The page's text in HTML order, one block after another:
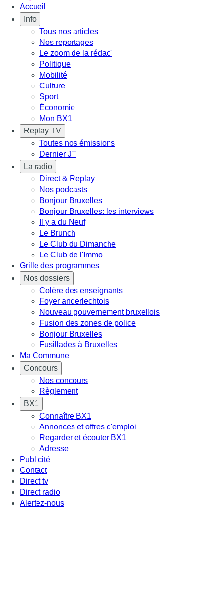
Accueil
Info
Tous nos articles
Nos reportages
Le zoom de la rédac'
Politique
Mobilité
Culture
Sport
Économie
Mon BX1
Replay TV
Toutes nos émissions
Dernier JT
La radio
Direct & Replay
Nos podcasts
Bonjour Bruxelles
Bonjour Bruxelles: les interviews
Il y a du Neuf
Le Brunch
Le Club du Dimanche
Le Club de l'Immo
Grille des programmes
Nos dossiers
Colère des enseignants
Foyer anderlechtois
Nouveau gouvernement bruxellois
Fusion des zones de police
Bonjour Bruxelles
Fusillades à Bruxelles
Ma Commune
Concours
Nos concours
Règlement
BX1
Connaître BX1
Annonces et offres d'emploi
Regarder et écouter BX1
Adresse
Publicité
Contact
Direct tv
Direct radio
Alertez-nous